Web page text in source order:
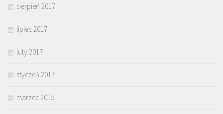
sierpień 2017
lipiec 2017
luty 2017
styczeń 2017
marzec 2015